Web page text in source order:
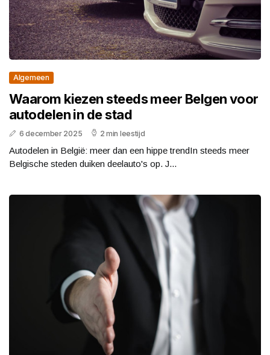
Algemeen
Waarom kiezen steeds meer Belgen voor
autodelen in de stad
6 december 2025 2 min leestijd
Autodelen in België: meer dan een hippe trendIn steeds meer
Belgische steden duiken deelauto's op. J...